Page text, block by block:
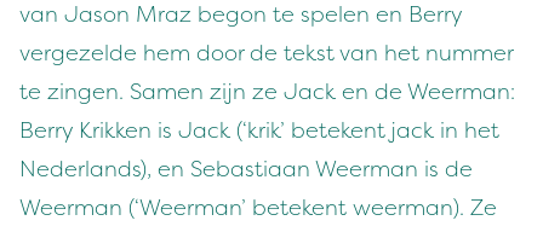
van Jason Mraz begon te spelen en Berry
vergezelde hem door de tekst van het nummer
te zingen. Samen zijn ze Jack en de Weerman:
Berry Krikken is Jack (‘krik’ betekent jack in het
Nederlands), en Sebastiaan Weerman is de
Weerman (‘Weerman’ betekent weerman). Ze